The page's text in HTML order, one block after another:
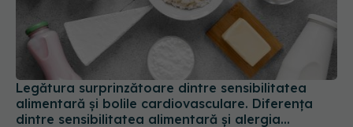
Legătura surprinzătoare dintre sensibilitatea
alimentară și bolile cardiovasculare. Diferența
dintre sensibilitatea alimentară și alergia
alimentară
26 mai 2024, 21:59